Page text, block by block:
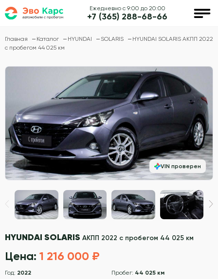
Ежедневно с 9:00 до 20:00
+7 (365) 288-68-66
Главная Каталог HYUNDAI SOLARIS
HYUNDAI SOLARIS АКПП 2022
с пробегом 44 025 км
HYUNDAI SOLARIS АКПП 2022 с пробегом 44 025 км
Цена: 1 216 000 ₽
Год: 2022 Пробег: 44 025 км
VIN проверен